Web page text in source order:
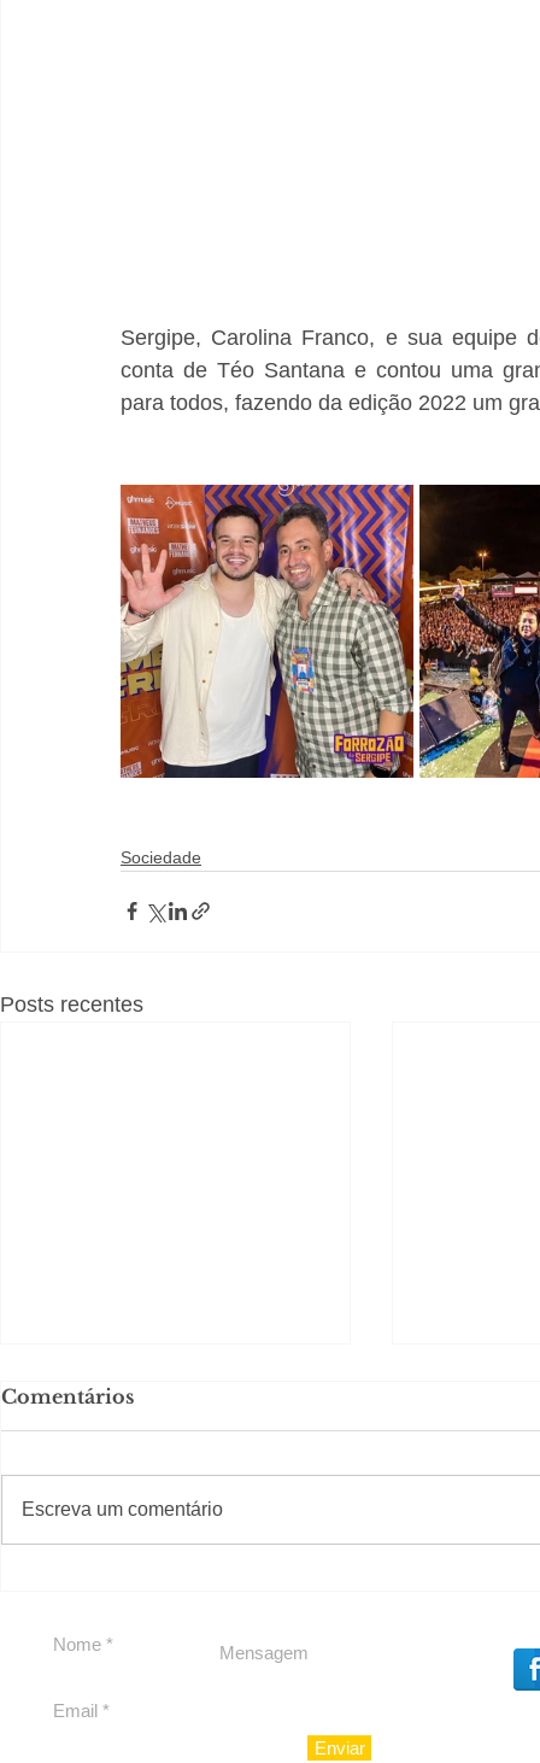
Sergipe, Carolina Franco, e sua equipe
conta de Téo Santana e contou uma
para todos, fazendo da edição 2022 um
Sociedade
Posts recentes
Comentários
Escreva um comentário
#Sugestões
Enviar